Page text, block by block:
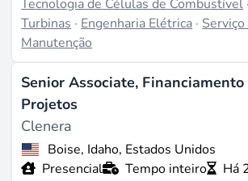
Tecnologia de Células de Combustível ·
Turbinas · Engenharia Elétrica ·
Manutenção
Senior Associate, Financiamento
Projetos
Clenera
Boise, Idaho, Estados Unidos
Presencial
Tempo inteiro
Há